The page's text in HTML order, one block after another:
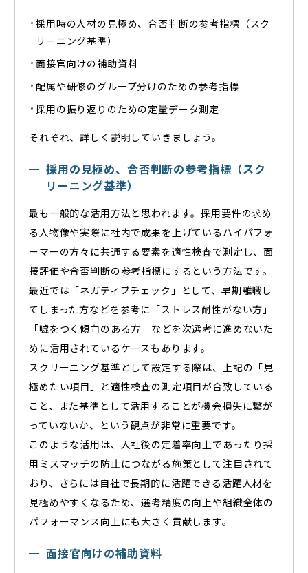
採用時の人材の見極め、合否判断の参考指標（スク
リーニング基準）
面接官向けの補助資料
配属や研修のグループ分けのための参考指標
採用の振り返りのための定量データ測定
それぞれ、詳しく説明していきましょう。
採用の見極め、合否判断の参考指標（スク
リーニング基準）
最も一般的な活用方法と思われます。採用要件の求め
る人物像や実際に社内で成果を上げているハイパフォ
ーマーの方々に共通する要素を適性検査で測定し、面
接評価や合否判断の参考指標にするという方法です。
最近では「ネガティブチェック」として、早期離職し
てしまった方などを参考に「ストレス耐性がない方」
「嘘をつく傾向のある方」などを次選考に進めないた
めに活用されているケースもあります。
スクリーニング基準として設定する際は、上記の「見
極めたい項目」と適性検査の測定項目が合致している
こと、また基準として活用することが機会損失に繋が
っていないか、という観点が非常に重要です。
このような活用は、入社後の定着率向上であったり採
用ミスマッチの防止につながる施策として注目されて
おり、さらには自社で長期的に活躍できる活躍人材を
見極めやすくなるため、選考精度の向上や組織全体の
パフォーマンス向上にも大きく貢献します。
面接官向けの補助資料